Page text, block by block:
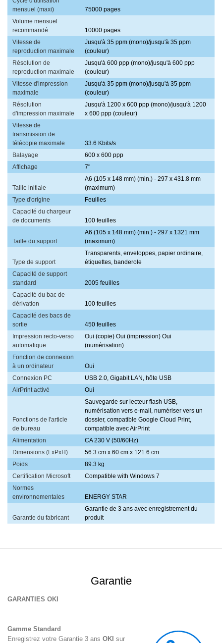
mensuel (maxi)
75000 pages
Volume mensuel
recommandé
10000 pages
Vitesse de
reproduction maximale
Jusqu'à 35 ppm (mono)/jusqu'à 35 ppm
(couleur)
Résolution de
reproduction maximale
Jusqu'à 600 ppp (mono)/jusqu'à 600 ppp
(couleur)
Vitesse d'impression
maximale
Jusqu'à 35 ppm (mono)/jusqu'à 35 ppm
(couleur)
Résolution
d'impression maximale
Jusqu'à 1200 x 600 ppp (mono)/jusqu'à 1200
x 600 ppp (couleur)
Vitesse de
transmission de
télécopie maximale
33.6 Kbits/s
Balayage
600 x 600 ppp
Affichage
7"
Taille initiale
A6 (105 x 148 mm) (min.) - 297 x 431.8 mm
(maximum)
Type d'origine
Feuilles
Capacité du chargeur
de documents
100 feuilles
Taille du support
A6 (105 x 148 mm) (min.) - 297 x 1321 mm
(maximum)
Type de support
Transparents, enveloppes, papier ordinaire,
étiquettes, banderole
Capacité de support
standard
2005 feuilles
Capacité du bac de
dérivation
100 feuilles
Capacité des bacs de
sortie
450 feuilles
Impression recto-verso
automatique
Oui (copie) Oui (impression) Oui
(numérisation)
Fonction de connexion
à un ordinateur
Oui
Connexion PC
USB 2.0, Gigabit LAN, hôte USB
AirPrint activé
Oui
Fonctions de l'article
de bureau
Sauvegarde sur lecteur flash USB,
numérisation vers e-mail, numériser vers un
dossier, compatible Google Cloud Print,
compatible avec AirPrint
Alimentation
CA 230 V (50/60Hz)
Dimensions (LxPxH)
56.3 cm x 60 cm x 121.6 cm
Poids
89.3 kg
Certification Microsoft
Compatible with Windows 7
Normes
environnementales
ENERGY STAR
Garantie du fabricant
Garantie de 3 ans avec enregistrement du
produit
Garantie
GARANTIES OKI
Gamme Standard
Enregistrez votre Garantie 3 ans OKI sur